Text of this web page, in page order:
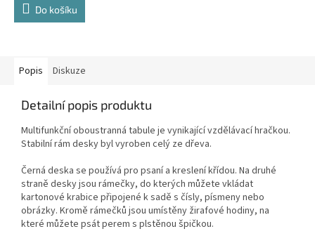
Do košíku
Popis Diskuze
Detailní popis produktu
Multifunkční oboustranná tabule je vynikající vzdělávací hračkou.
Stabilní rám desky byl vyroben celý ze dřeva.
Černá deska se používá pro psaní a kreslení křídou. Na druhé
straně desky jsou rámečky, do kterých můžete vkládat
kartonové krabice připojené k sadě s čísly, písmeny nebo
obrázky. Kromě rámečků jsou umístěny žirafové hodiny, na
které můžete psát perem s plstěnou špičkou.